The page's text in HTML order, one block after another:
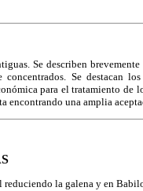
Se describen
Se destacan
para el tratamiento de
encontrando una amplia
la galena y en